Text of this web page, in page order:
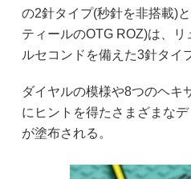
の2針タイプ(秒針を非搭載)
ティールのOTG ROZ)は、
ルセコンドを備えた3針タイ
ダイヤルの模様や8つのヘキ
にヒントを得たさまざまな
が塗布される。